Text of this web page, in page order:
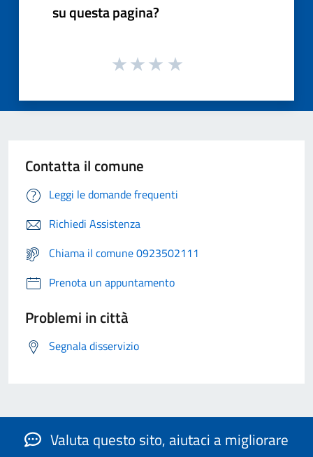
su questa pagina?
Contatta il comune
Leggi le domande frequenti
Richiedi Assistenza
Chiama il comune 0923502111
Prenota un appuntamento
Problemi in città
Segnala disservizio
Valuta questo sito, aiutaci a migliorare